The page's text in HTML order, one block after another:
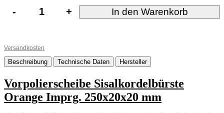
- + In den Warenkorb
Versandkosten
Beschreibung Technische Daten Hersteller
Vorpolierscheibe Sisalkordelbürste
Orange Imprg. 250x20x20 mm